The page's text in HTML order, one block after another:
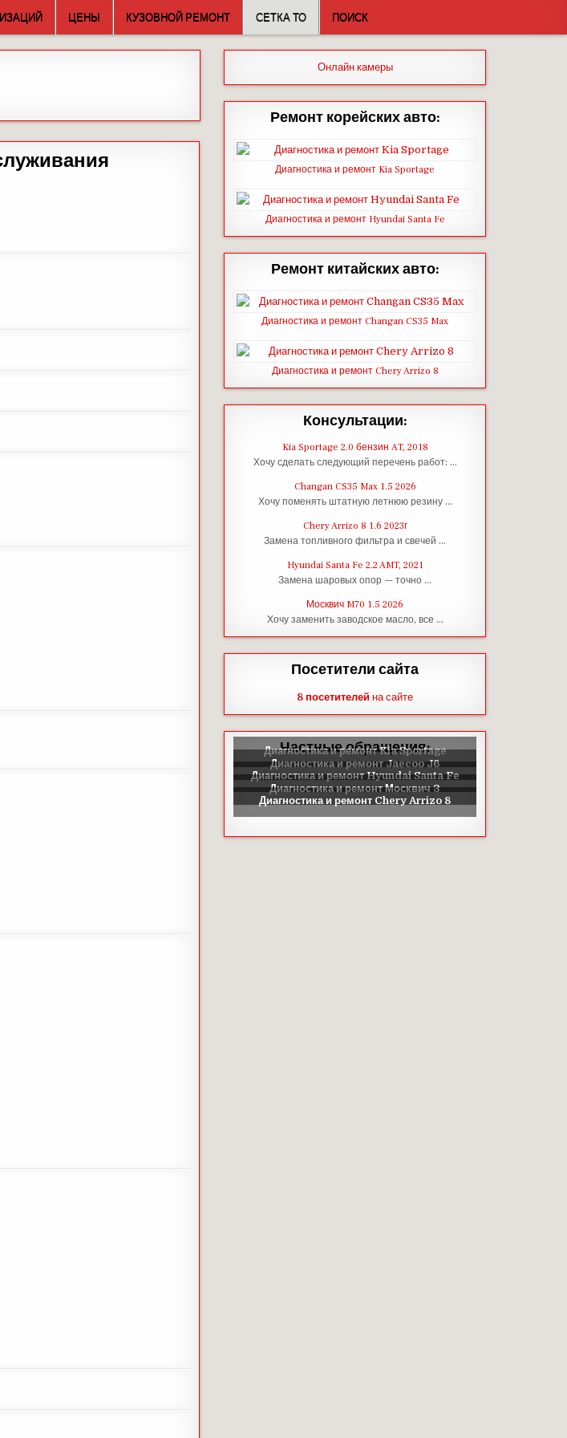
ЦЕНЫ КУЗОВНОЙ РЕМОНТ СЕТКА ТО ПОИСК
Онлайн камеры
Ремонт корейских авто:
Диагностика и ремонт Kia Sportage
Диагностика и ремонт Hyundai Santa Fe
Ремонт китайских авто:
Диагностика и ремонт Changan CS35 Max
Диагностика и ремонт Chery Arrizo 8
Консультации:
Kia Sportage 2.0 бензин AT, 2018
Хочу сделать следующий перечень работ: …
Changan CS35 Max 1.5 2026
Хочу поменять штатную летнюю резину …
Chery Arrizo 8 1.6 2023г
Замена топливного фильтра и свечей …
Hyundai Santa Fe 2.2 AMT, 2021
Замена шаровых опор — точно …
Москвич M70 1.5 2026
Хочу заменить заводское масло, все …
Посетители сайта
8 посетителей на сайте
Частные обращения: